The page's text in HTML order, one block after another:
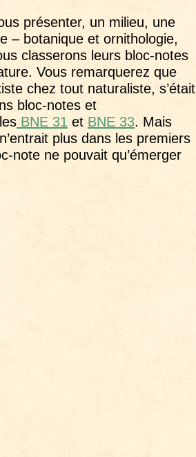
présenter, un milieu, une
– botanique et ornithologie,
classerons leurs bloc-notes
Vous remarquerez que
chez tout naturaliste, s’était
bloc-notes et
BNE 31 et BNE 33. Mais
plus dans les premiers
note ne pouvait qu’émerger